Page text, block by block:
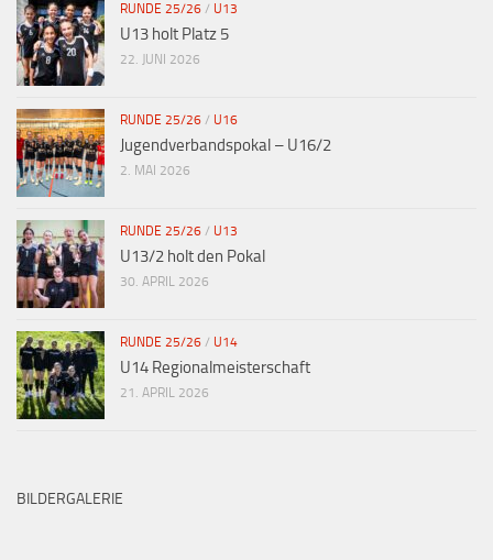
RUNDE 25/26 / U13
U13 holt Platz 5
22. JUNI 2026
RUNDE 25/26 / U16
Jugendverbandspokal – U16/2
2. MAI 2026
RUNDE 25/26 / U13
U13/2 holt den Pokal
30. APRIL 2026
RUNDE 25/26 / U14
U14 Regionalmeisterschaft
21. APRIL 2026
BILDERGALERIE